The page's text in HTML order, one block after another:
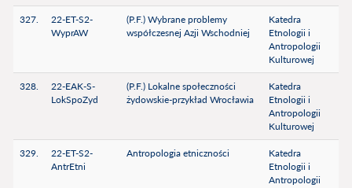
327.
22-ET-S2-
WyprAW
(P.F.) Wybrane problemy
współczesnej Azji Wschodniej
Katedra
Etnologii i
Antropologii
Kulturowej
328.
22-EAK-S-
LokSpoZyd
(P.F.) Lokalne społeczności
żydowskie-przykład Wrocławia
Katedra
Etnologii i
Antropologii
Kulturowej
329.
22-ET-S2-
AntrEtni
Antropologia etniczności
Katedra
Etnologii i
Antropologii